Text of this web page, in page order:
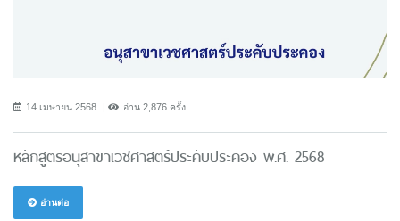
14 เมษายน 2568 อ่าน 2,876 ครั้ง
หลักสูตรอนุสาขาเวชศาสตร์ประคับประคอง พ.ศ. 2568
อ่านต่อ